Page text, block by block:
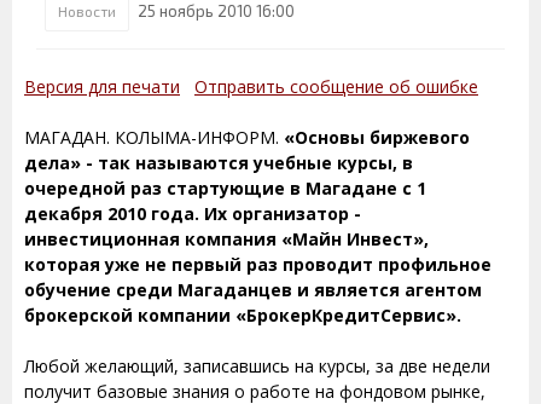
Новости 25 ноябрь 2010 16:00
Версия для печати Отправить сообщение об ошибке
МАГАДАН. КОЛЫМА-ИНФОРМ. «Основы биржевого
дела» - так называются учебные курсы, в
очередной раз стартующие в Магадане с 1
декабря 2010 года. Их организатор -
инвестиционная компания «Майн Инвест»,
которая уже не первый раз проводит профильное
обучение среди Магаданцев и является агентом
брокерской компании «БрокерКредитСервис».
Любой желающий, записавшись на курсы, за две недели
получит базовые знания о работе на фондовом рынке,